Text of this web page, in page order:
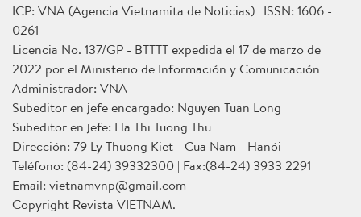
ICP: VNA (Agencia Vietnamita de Noticias) | ISSN: 1606 -
0261
Licencia No. 137/GP - BTTTT expedida el 17 de marzo de
2022 por el Ministerio de Información y Comunicación
Administrador: VNA
Subeditor en jefe encargado: Nguyen Tuan Long
Subeditor en jefe: Ha Thi Tuong Thu
Dirección: 79 Ly Thuong Kiet - Cua Nam - Hanói
Teléfono: (84-24) 39332300 | Fax:(84-24) 3933 2291
Email: vietnamvnp@gmail.com
Copyright Revista VIETNAM.